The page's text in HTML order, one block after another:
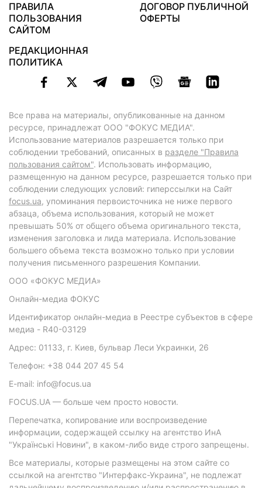
ПРАВИЛА
ПОЛЬЗОВАНИЯ
САЙТОМ
ДОГОВОР ПУБЛИЧНОЙ
ОФЕРТЫ
РЕДАКЦИОННАЯ
ПОЛИТИКА
Все права на материалы, опубликованные на данном
ресурсе, принадлежат ООО "ФОКУС МЕДИА".
Использование материалов разрешается только при
соблюдении требований, описанных в разделе "Правила
пользования сайтом". Использовать информацию,
размещенную на данном ресурсе, разрешается только при
соблюдении следующих условий: гиперссылки на Сайт
focus.ua, упоминания первоисточника не ниже первого
абзаца, объема использования, который не может
превышать 50% от общего объема оригинального текста,
изменения заголовка и лида материала. Использование
большего объема текста возможно только при условии
получения письменного разрешения Компании.
ООО «ФОКУС МЕДИА»
Онлайн-медиа ФОКУС
Идентификатор онлайн-медиа в Реестре субъектов в сфере
медиа - R40-03129
Адрес: 01133, г. Киев, бульвар Леси Украинки, 26
Телефон: +38 044 207 45 54
E-mail: info@focus.ua
FOCUS.UA — больше чем просто новости.
Перепечатка, копирование или воспроизведение
информации, содержащей ссылку на агентство ИнА
"Українські Новини", в каком-либо виде строго запрещены.
Все материалы, которые размещены на этом сайте со
ссылкой на агентство "Интерфакс-Украина", не подлежат